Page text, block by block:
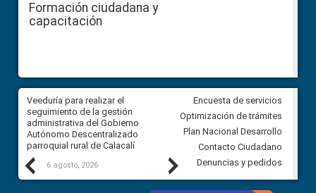
Formación ciudadana y
capacitación
Previous
Veeduría para realizar el
seguimiento de la gestión
administrativa del Gobierno
Autónomo Descentralizado
parroquial rural de Calacalí
6 agosto, 2026
Veeduría para vigilar los
derivados de la Audiencia
comunidad Urbina, parroquia
Carolina
5 agosto, 2026
Next
Encuesta de servicios
Optimización de trámites
Plan Nacional Desarrollo
Contacto Ciudadano
Denuncias y pedidos